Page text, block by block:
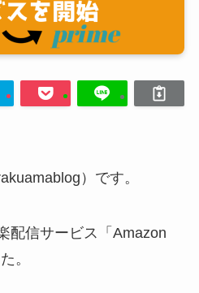
）です。
配信サービス「Amazon
。